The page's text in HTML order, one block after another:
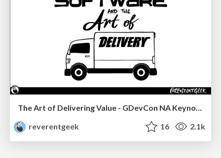
The Art of Delivering Value - GDevCon NA Keynote
reverentgeek
16 2.1k